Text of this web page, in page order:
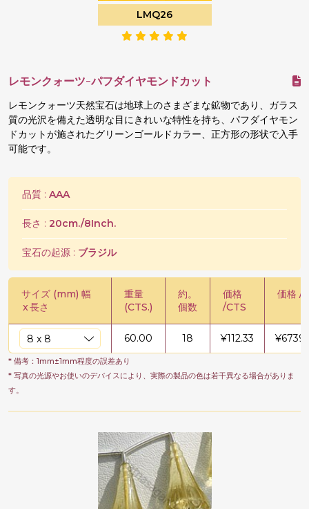
LMQ26
レモンクォーツ-パフダイヤモンドカット
レモンクォーツ天然宝石は地球上のさまざまな鉱物であり、ガラス
質の光沢を備えた透明な目にきれいな特性を持ち、パフダイヤモン
ドカットが施されたグリーンゴールドカラー、正方形の形状で入手
可能です。
品質 : AAA
長さ : 20cm./8Inch.
宝石の起源 : ブラジル
サイズ (mm) 幅
x長さ
重量
(CTS.)
約。
個数
価格
/CTS
価格 /
60.00 18 ¥112.33 ¥
* 備考：1mm±1mm程度の誤差あり
* 写真の光源やお使いのデバイスにより、実際の製品の色は若干異なる場合がありま
す。